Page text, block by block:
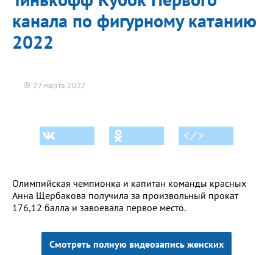
канала по фигурному катанию
2022
27 марта 2022
< ⁄ >
Олимпийская чемпионка и капитан команды красных
Анна Щербакова получила за произвольный прокат
176,12 балла и завоевала первое место.
Смотреть полную видеозапись женских